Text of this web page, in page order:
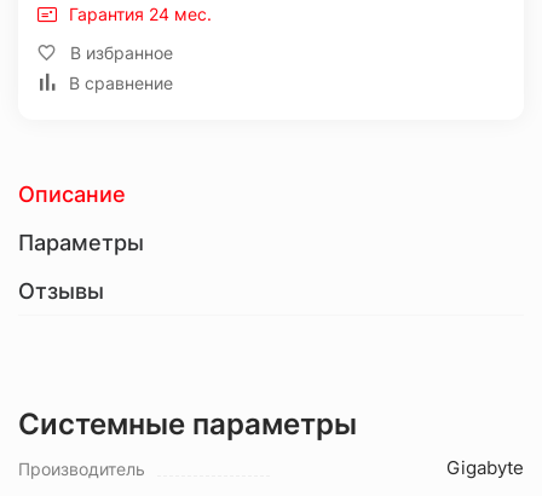
Гарантия 24 мес.
В избранное
В сравнение
Описание
Параметры
Отзывы
Системные параметры
Производитель Gigabyte